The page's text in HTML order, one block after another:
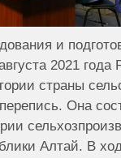
и
2021
страны
Она
Алтай. В